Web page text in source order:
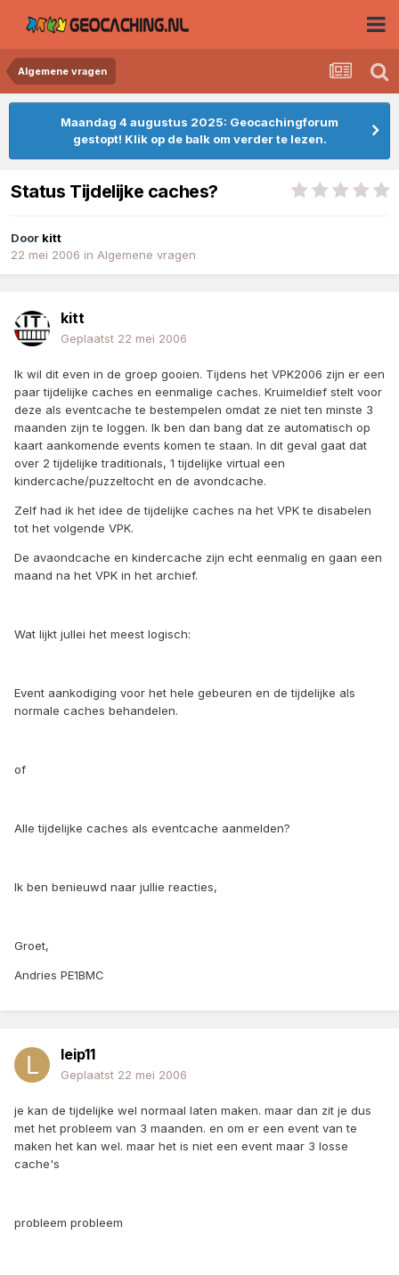
Algemene vragen
Maandag 4 augustus 2025: Geocachingforum
gestopt! Klik op de balk om verder te lezen.
Status Tijdelijke caches?
Door kitt
22 mei 2006 in Algemene vragen
kitt
Geplaatst 22 mei 2006
Ik wil dit even in de groep gooien. Tijdens het VPK2006 zijn er een
paar tijdelijke caches en eenmalige caches. Kruimeldief stelt voor
deze als eventcache te bestempelen omdat ze niet ten minste 3
maanden zijn te loggen. Ik ben dan bang dat ze automatisch op
kaart aankomende events komen te staan. In dit geval gaat dat
over 2 tijdelijke traditionals, 1 tijdelijke virtual een
kindercache/puzzeltocht en de avondcache.
Zelf had ik het idee de tijdelijke caches na het VPK te disabelen
tot het volgende VPK.
De avaondcache en kindercache zijn echt eenmalig en gaan een
maand na het VPK in het archief.
Wat lijkt jullei het meest logisch:
Event aankodiging voor het hele gebeuren en de tijdelijke als
normale caches behandelen.
of
Alle tijdelijke caches als eventcache aanmelden?
Ik ben benieuwd naar jullie reacties,
Groet,
Andries PE1BMC
leip11
Geplaatst 22 mei 2006
je kan de tijdelijke wel normaal laten maken. maar dan zit je dus
met het probleem van 3 maanden. en om er een event van te
maken het kan wel. maar het is niet een event maar 3 losse
cache's
probleem probleem